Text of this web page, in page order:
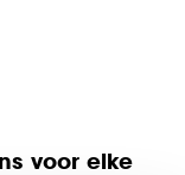
voor elke